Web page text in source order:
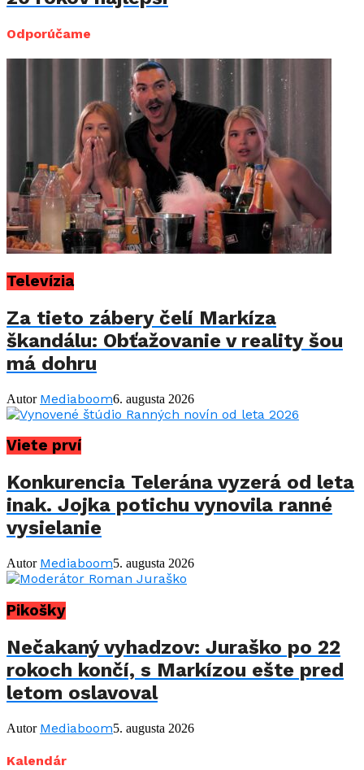
Odporúčame
Televízia
Za tieto zábery čelí Markíza
škandálu: Obťažovanie v reality šou
má dohru
Autor Mediaboom6. augusta 2026
Viete prví
Konkurencia Telerána vyzerá od leta
inak. Jojka potichu vynovila ranné
vysielanie
Autor Mediaboom5. augusta 2026
Pikošky
Nečakaný vyhadzov: Juraško po 22
rokoch končí, s Markízou ešte pred
letom oslavoval
Autor Mediaboom5. augusta 2026
Kalendár